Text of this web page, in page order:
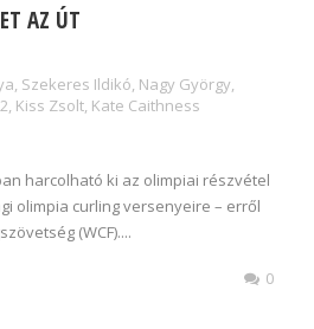
AZ ÚT
, Szekeres Ildikó, Nagy György,
, Kiss Zsolt, Kate Caithness
harcolható ki az olimpiai részvétel
olimpia curling versenyeire – erről
(WCF)....
0